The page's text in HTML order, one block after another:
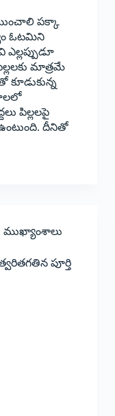
పక్కా
ఓటమిని
ఎల్లప్పుడూ
మాత్రమే
కూడుకున్న
పిల్లలపై
దీనితో
ముఖ్యాంశాలు
పూర్తి